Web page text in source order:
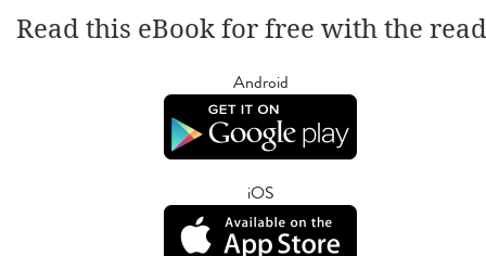
Read this eBook for free with the
Android
iOS